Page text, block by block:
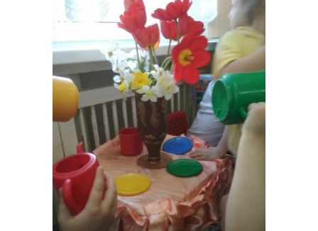
настольной лампы
Пластиковые бутылки